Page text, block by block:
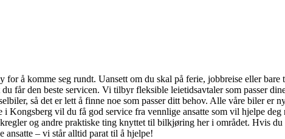
å komme seg rundt. Uansett om du skal på ferie, jobbreise eller
får den beste servicen. Vi tilbyr fleksible leietidsavtaler som passer
så det er lett å finne noe som passer ditt behov. Alle våre biler er
vil du få god service fra vennlige ansatte som vil hjelpe
og andre praktiske ting knyttet til bilkjøring her i området. Hvis
– vi står alltid parat til å hjelpe!